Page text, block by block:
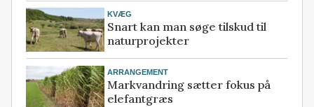
KVÆG
Snart kan man søge tilskud til
naturprojekter
ARRANGEMENT
Markvandring sætter fokus på
elefantgræs